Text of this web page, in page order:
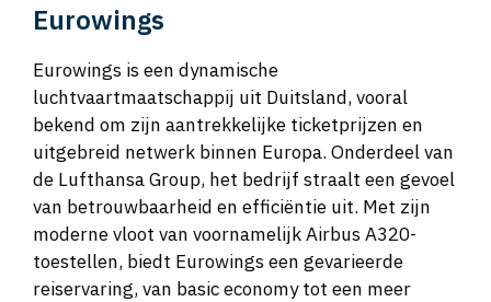
Eurowings
Eurowings is een dynamische
luchtvaartmaatschappij uit Duitsland, vooral
bekend om zijn aantrekkelijke ticketprijzen en
uitgebreid netwerk binnen Europa. Onderdeel van
de Lufthansa Group, het bedrijf straalt een gevoel
van betrouwbaarheid en efficiëntie uit. Met zijn
moderne vloot van voornamelijk Airbus A320-
toestellen, biedt Eurowings een gevarieerde
reiservaring, van basic economy tot een meer